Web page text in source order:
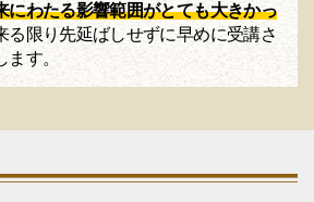
にわたる影響範囲がとても大きかっ
る限り先延ばしせずに早めに受講さ
す。